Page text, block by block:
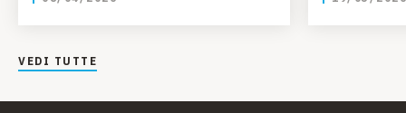
VEDI TUTTE